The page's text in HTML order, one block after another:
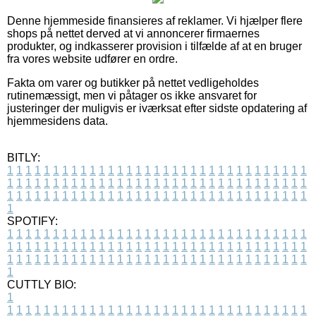
Denne hjemmeside finansieres af reklamer. Vi hjælper flere
shops på nettet derved at vi annoncerer firmaernes
produkter, og indkasserer provision i tilfælde af at en bruger
fra vores website udfører en ordre.
Fakta om varer og butikker på nettet vedligeholdes
rutinemæssigt, men vi påtager os ikke ansvaret for
justeringer der muligvis er iværksat efter sidste opdatering af
hjemmesidens data.
BITLY:
1 1 1 1 1 1 1 1 1 1 1 1 1 1 1 1 1 1 1 1 1 1 1 1 1 1 1 1 1 1 1 1 1
1 1 1 1 1 1 1 1 1 1 1 1 1 1 1 1 1 1 1 1 1 1 1 1 1 1 1 1 1 1 1 1 1
1 1 1 1 1 1 1 1 1 1 1 1 1 1 1 1 1 1 1 1 1 1 1 1 1 1 1 1 1 1 1 1 1
1
SPOTIFY:
1 1 1 1 1 1 1 1 1 1 1 1 1 1 1 1 1 1 1 1 1 1 1 1 1 1 1 1 1 1 1 1 1
1 1 1 1 1 1 1 1 1 1 1 1 1 1 1 1 1 1 1 1 1 1 1 1 1 1 1 1 1 1 1 1 1
1 1 1 1 1 1 1 1 1 1 1 1 1 1 1 1 1 1 1 1 1 1 1 1 1 1 1 1 1 1 1 1 1
1
CUTTLY BIO:
1
1 1 1 1 1 1 1 1 1 1 1 1 1 1 1 1 1 1 1 1 1 1 1 1 1 1 1 1 1 1 1 1 1